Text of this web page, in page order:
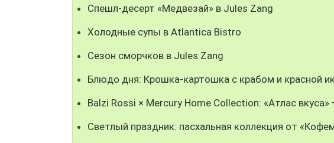
Спешл-десерт «Медвезай» в Jules Zang
Холодные супы в Atlantica Bistro
Сезон сморчков в Jules Zang
Блюдо дня: Крошка-картошка с крабом и красной
Balzi Rossi × Mercury Home Collection: «Атлас
Светлый праздник: пасхальная коллекция от